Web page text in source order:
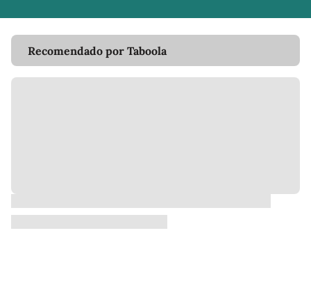
Recomendado por Taboola